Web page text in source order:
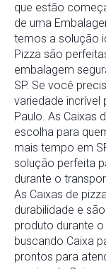
que estão
de uma
temos a solução
Pizza são
embalagem
SP. Se você
variedade incrível
Paulo. As Caixas
escolha para
mais tempo em
solução perfeita
durante o
As Caixas de
durabilidade e
produto durante
buscando Caixa
prontos para